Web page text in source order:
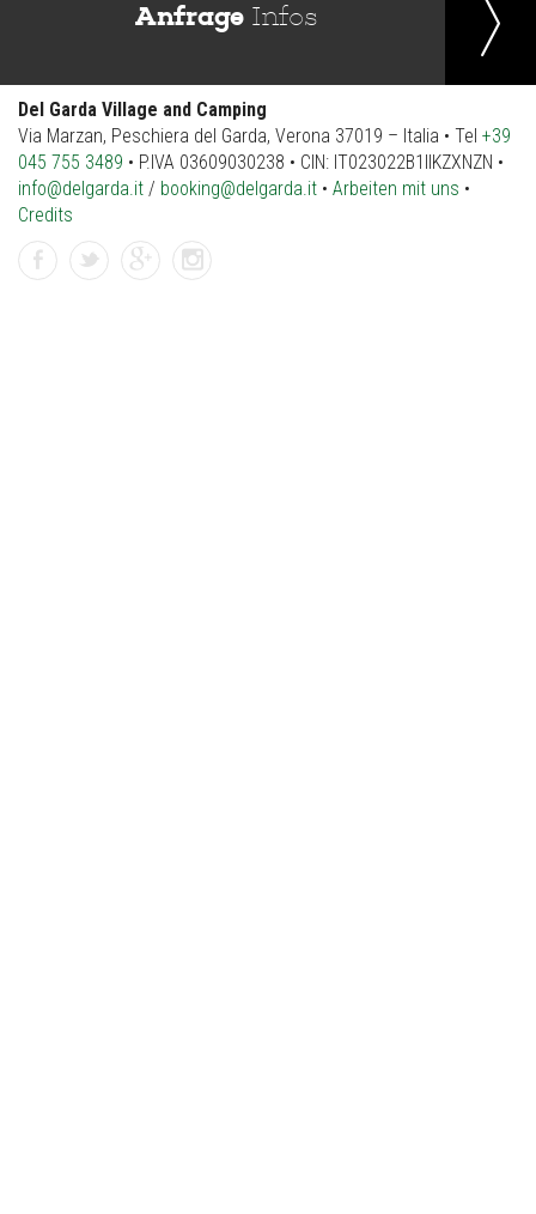
AnfrageInfos
Del Garda Village and Camping
Via Marzan, Peschiera del Garda, Verona 37019 – Italia • Tel +39
045 755 3489 • P.IVA 03609030238 • CIN: IT023022B1IIKZXNZN •
info@delgarda.it / booking@delgarda.it • Arbeiten mit uns •
Credits
facebooktwitter gplus instagramm